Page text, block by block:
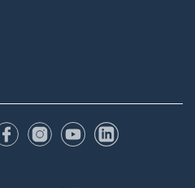
FacebookInstagram
YouTubeLinkedIn